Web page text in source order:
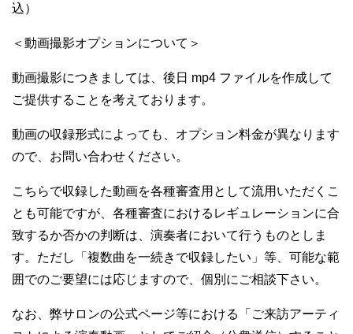
込）
＜動画撮影オプションについて＞
動画撮影につきましては、後日 mp4 ファイルを作成して
ご提供することを考えております。
動画の収録形式によっても、オプション料金が異なります
ので、お問い合わせください。
こちらで収録した動画を各種審査用として流用いただくこ
とも可能ですが、各種審査におけるレギュレーションに合
致するか否かの判断は、演奏者において行うものとしま
す。ただし「複数曲を一続きで収録したい」等、可能な範
囲でのご要望には応じますので、個別にご相談下さい。
なお、弊サロンの公式ページ等における「ご来訪アーティ